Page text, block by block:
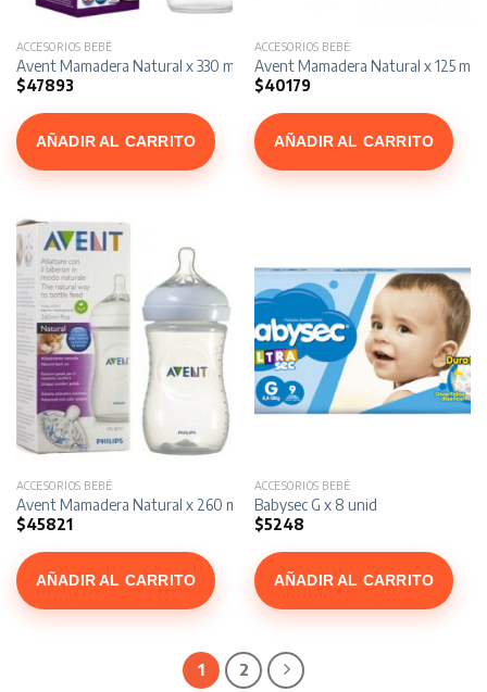
ACCESORIOS BEBÉ
Avent Mamadera Natural x 330 ml
$47893
AÑADIR AL CARRITO
ACCESORIOS BEBÉ
Avent Mamadera Natural x 125 ml
$40179
AÑADIR AL CARRITO
ACCESORIOS BEBÉ
Avent Mamadera Natural x 260 ml
$45821
AÑADIR AL CARRITO
ACCESORIOS BEBÉ
Babysec G x 8 unid
$5248
AÑADIR AL CARRITO
1 2